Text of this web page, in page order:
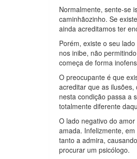
Normalmente, sente-se
caminhãozinho. Se
ainda acreditamos ter
Porém, existe o seu
nos inibe, não
começa de forma
O preocupante é que
acreditar que as
nesta condição passa a
totalmente diferente
O lado negativo do
amada. Infelizmente,
tanto a admira,
procurar um psicólogo.